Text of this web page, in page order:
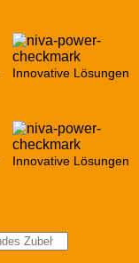
Innovative Lösungen
Innovative Lösungen